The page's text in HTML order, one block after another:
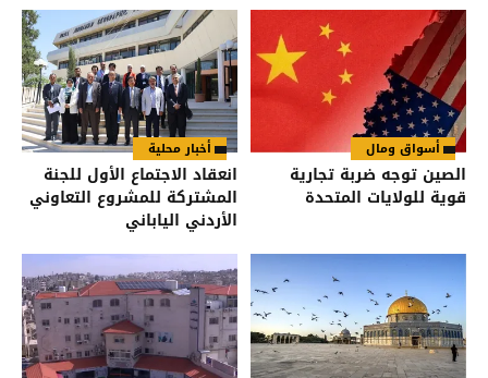
أسواق ومال
الصين توجه ضربة تجارية
قوية للولايات المتحدة
أخبار محلية
انعقاد الاجتماع الأول للجنة
المشتركة للمشروع التعاوني
الأردني الياباني